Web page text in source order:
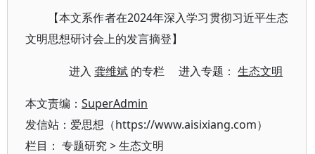
【本文系作者在2024年深入学习贯彻习近平生态
文明思想研讨会上的发言摘登】
进入龚维斌 的专栏 进入专题：生态文明
本文责编： SuperAdmin
发信站：爱思想（https://www.aisixiang.com）
栏目： 专题研究>生态文明